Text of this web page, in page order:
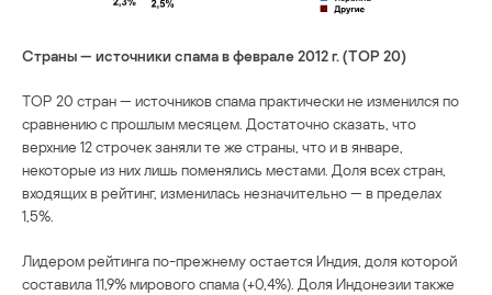
Страны — источники спама в феврале 2012 г. (TOP 20)
TOP 20 стран — источников спама практически не изменился по
сравнению с прошлым месяцем. Достаточно сказать, что
верхние 12 строчек заняли те же страны, что и в январе,
некоторые из них лишь поменялись местами. Доля всех стран,
входящих в рейтинг, изменилась незначительно — в пределах
1,5%.
Лидером рейтинга по-прежнему остается Индия, доля которой
составила 11,9% мирового спама (+0,4%). Доля Индонезии также